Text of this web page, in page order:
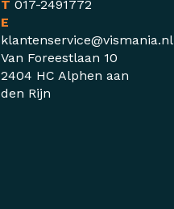
T 017-2491772
E
klantenservice@vismania.nl
Van Foreestlaan 10
2404 HC Alphen aan
den Rijn